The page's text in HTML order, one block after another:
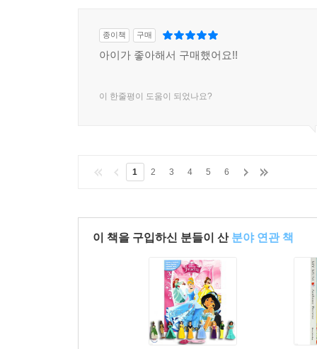
종이책 구매
아이가 좋아해서 구매했어요!!
이 한줄평이 도움이 되었나요?
1 2 3 4 5 6
이 책을 구입하신 분들이 산 분야 연관 책